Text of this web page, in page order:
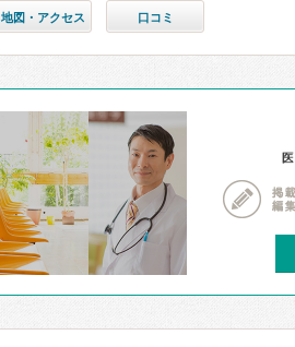
地図・アクセス 口コミ